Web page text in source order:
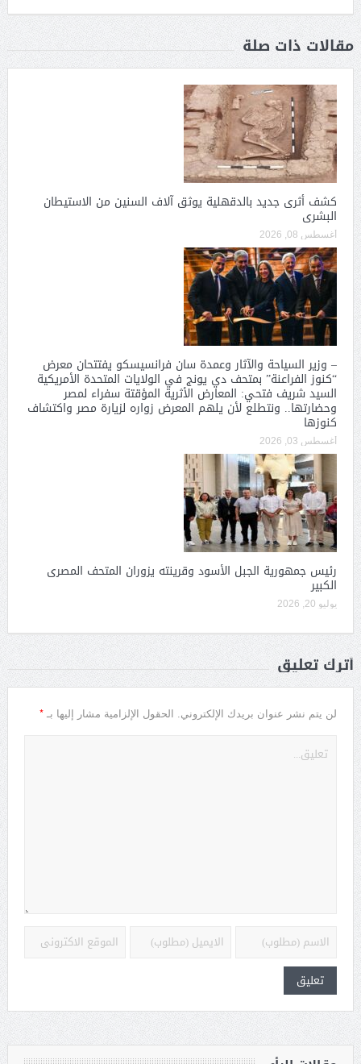
مقالات ذات صلة
كشف أثرى جديد بالدقهلية يوثق آلاف السنين من الاستيطان
البشرى
أغسطس 08, 2026
– وزير السياحة والآثار وعمدة سان فرانسيسكو يفتتحان معرض
“كنوز الفراعنة” بمتحف دي يونج في الولايات المتحدة الأمريكية
السيد شريف فتحي: المعارض الأثرية المؤقتة سفراء لمصر
وحضارتها.. ونتطلع لأن يلهم المعرض زواره لزيارة مصر واكتشاف
كنوزها
أغسطس 03, 2026
رئيس جمهورية الجبل الأسود وقرينته يزوران المتحف المصرى
الكبير
يوليو 20, 2026
أترك تعليق
لن يتم نشر عنوان بريدك الإلكتروني. الحقول الإلزامية مشار إليها بـ *